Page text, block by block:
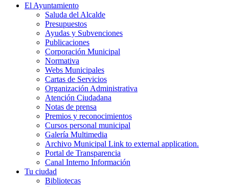
El Ayuntamiento
Saluda del Alcalde
Presupuestos
Ayudas y Subvenciones
Publicaciones
Corporación Municipal
Normativa
Webs Municipales
Cartas de Servicios
Organización Administrativa
Atención Ciudadana
Notas de prensa
Premios y reconocimientos
Cursos personal municipal
Galería Multimedia
Archivo Municipal Link to external application.
Portal de Transparencia
Canal Interno Información
Tu ciudad
Bibliotecas